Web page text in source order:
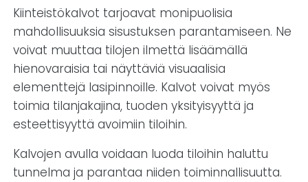
Kiinteistökalvot tarjoavat monipuolisia
mahdollisuuksia sisustuksen parantamiseen. Ne
voivat muuttaa tilojen ilmettä lisäämällä
hienovaraisia tai näyttäviä visuaalisia
elementtejä lasipinnoille. Kalvot voivat myös
toimia tilanjakajina, tuoden yksityisyyttä ja
esteettisyyttä avoimiin tiloihin.
Kalvojen avulla voidaan luoda tiloihin haluttu
tunnelma ja parantaa niiden toiminnallisuutta.